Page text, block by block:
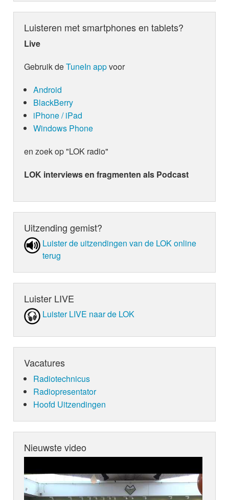
Luisteren met smartphones en tablets?
Live
Gebruik deTuneIn appvoor
Android
BlackBerry
iPhone / iPad
Windows Phone
en zoek op "LOK radio"
LOK interviews en fragmenten als Podcast
Uitzending gemist?
Luister de uit­zen­din­gen van de LOK online
terug
Luister LIVE
Luister LIVE naar de LOK
Vacatures
Radiotechnicus
Radiopresentator
Hoofd Uitzendingen
Nieuwste video